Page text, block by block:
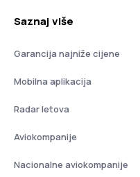
Saznaj više
Garancija najniže cijene
Mobilna aplikacija
Radar letova
Aviokompanije
Nacionalne aviokompanije